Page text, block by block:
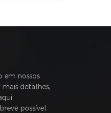
em nossos
mais detalhes,
possível.